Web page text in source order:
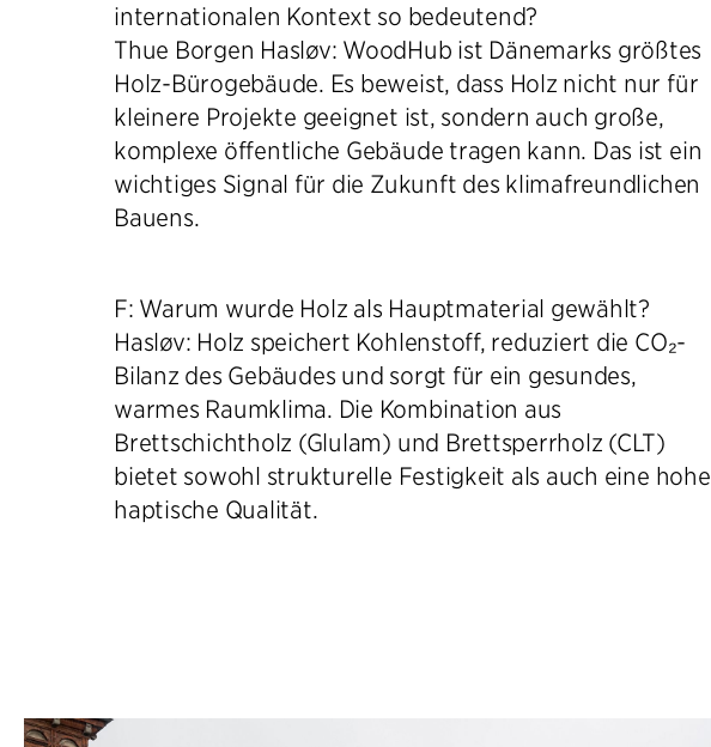
internationalen Kontext so bedeutend?
Thue Borgen Hasløv: WoodHub ist Dänemarks größtes
Holz-Bürogebäude. Es beweist, dass Holz nicht nur für
kleinere Projekte geeignet ist, sondern auch große,
komplexe öffentliche Gebäude tragen kann. Das ist ein
wichtiges Signal für die Zukunft des klimafreundlichen
Bauens.
F: Warum wurde Holz als Hauptmaterial gewählt?
Hasløv: Holz speichert Kohlenstoff, reduziert die CO₂-
Bilanz des Gebäudes und sorgt für ein gesundes,
warmes Raumklima. Die Kombination aus
Brettschichtholz (Glulam) und Brettsperrholz (CLT)
bietet sowohl strukturelle Festigkeit als auch eine hohe
haptische Qualität.